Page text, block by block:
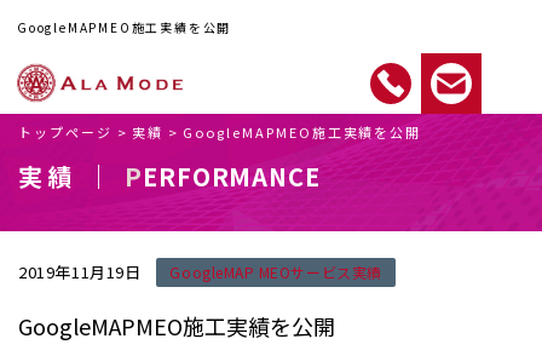
GoogleMAPMEO施工実績を公開
トップページ > 実績 > GoogleMAPMEO施工実績を公開
実績 ｜ PERFORMANCE
2019年11月19日 GoogleMAP MEOサービス実績
GoogleMAPMEO施工実績を公開